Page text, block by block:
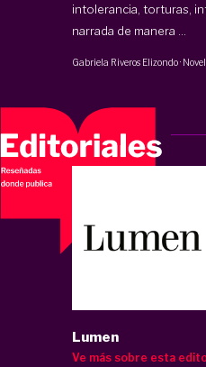
intolerancia, torturas,
narrada de manera ...
Gabriela Riveros Elizondo·
Lumen
Ve más sobre esta